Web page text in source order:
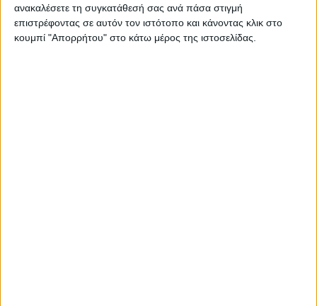
ανακαλέσετε τη συγκατάθεσή σας ανά πάσα στιγμή
επιστρέφοντας σε αυτόν τον ιστότοπο και κάνοντας κλικ στο
κουμπί "Απορρήτου" στο κάτω μέρος της ιστοσελίδας.